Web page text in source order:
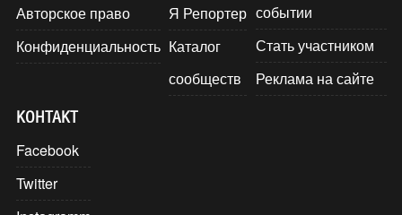
Авторское право
Конфиденциальность
Я Репортер
Каталог
сообществ
событии
Стать участником
Реклама на сайте
КОНТАКТ
Facebook
Twitter